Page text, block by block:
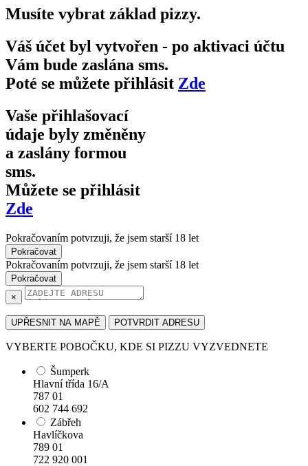
Musíte vybrat základ pizzy.
Váš účet byl vytvořen - po aktivaci účtu
Vám bude zaslána sms.
Poté se můžete přihlásit Zde
Vaše přihlašovací
údaje byly změněny
a zaslány formou
sms.
Můžete se přihlásit
Zde
Pokračovaním potvrzuji, že jsem starší 18 let
Pokračovat
Pokračovaním potvrzuji, že jsem starší 18 let
Pokračovat
×
UPŘESNIT NA MAPĚ POTVRDIT ADRESU
VYBERTE POBOČKU, KDE SI PIZZU VYZVEDNETE
Šumperk
Hlavní třída 16/A
787 01
602 744 692
Zábřeh
Havlíčkova
789 01
722 920 001